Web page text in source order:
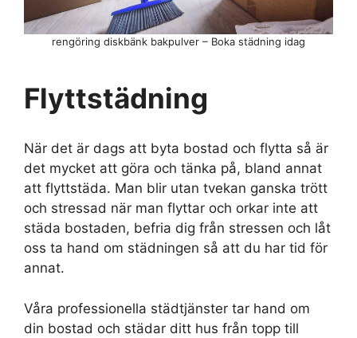
Flyttstädning
När det är dags att byta bostad och flytta så är
det mycket att göra och tänka på, bland annat
att flyttstäda. Man blir utan tvekan ganska trött
och stressad när man flyttar och orkar inte att
städa bostaden, befria dig från stressen och låt
oss ta hand om städningen så att du har tid för
annat.
Våra professionella städtjänster tar hand om
din bostad och städar ditt hus från topp till
rengöring diskbänk bakpulver – Boka städning idag